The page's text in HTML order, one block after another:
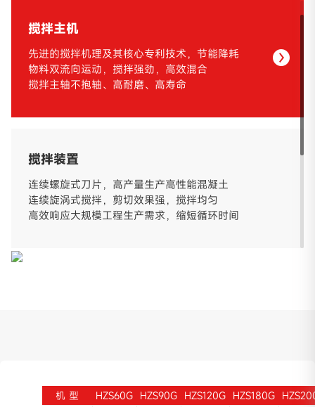
搅拌主机
先进的搅拌机理及其核心专利技术，节能降耗
物料双流向运动，搅拌强劲，高效混合
搅拌主轴不抱轴、高耐磨、高寿命
搅拌装置
连续螺旋式刀片，高产量生产高性能混凝土
连续旋涡式搅拌，剪切效果强，搅拌均匀
高效响应大规模工程生产需求，缩短循环时间
机 型 HZS60G HZS90G HZS120G HZS180G